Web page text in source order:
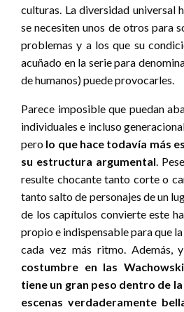
culturas. La diversidad universal
se necesiten unos de otros para
problemas y a los que su
acuñado en la serie para
de humanos) puede provocarles.
Parece imposible que puedan
individuales e incluso
pero lo que hace todavía más
su estructura argumental.
resulte chocante tanto corte o
tanto salto de personajes de un
de los capítulos convierte este
propio e indispensable para que
cada vez más ritmo. Además, y
costumbre en las Wachowski
tiene un gran peso dentro de
escenas verdaderamente